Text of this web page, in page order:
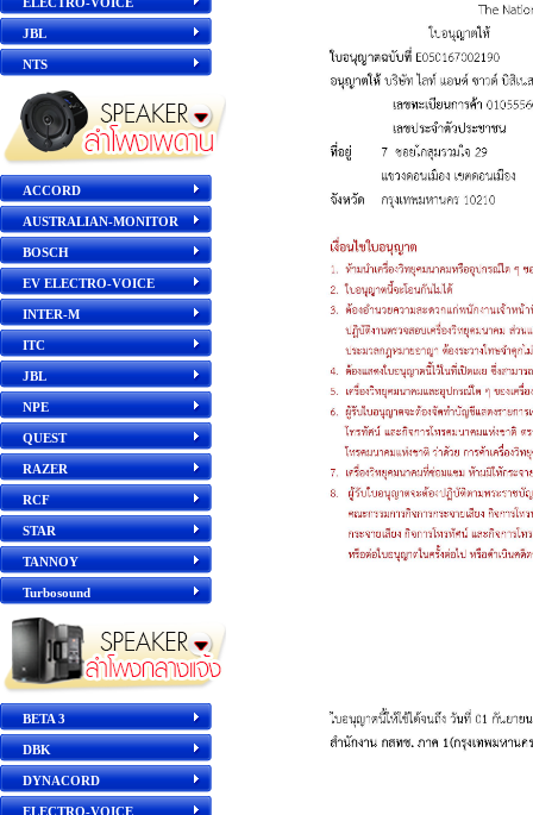
JBL
NTS
ACCORD
AUSTRALIAN-MONITOR
BOSCH
EV ELECTRO-VOICE
INTER-M
ITC
JBL
NPE
QUEST
RAZER
RCF
STAR
TANNOY
Turbosound
BETA 3
DBK
DYNACORD
ELECTRO-VOICE